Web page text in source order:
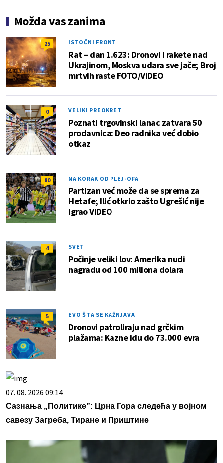
Možda vas zanima
25 ISTOČNI FRONT
Rat – dan 1.623: Dronovi i rakete nad
Ukrajinom, Moskva udara sve jače; Broj
mrtvih raste FOTO/VIDEO
0 VELIKI PREOKRET
Poznati trgovinski lanac zatvara 50
prodavnica: Deo radnika već dobio
otkaz
80 NA KORAK OD PLEJ-OFA
Partizan već može da se sprema za
Hetafe; Ilić otkrio zašto Ugrešić nije
igrao VIDEO
4 SVET
Počinje veliki lov: Amerika nudi
nagradu od 100 miliona dolara
5 EVO ŠTA SE KAŽNJAVA
Dronovi patroliraju nad grčkim
plažama: Kazne idu do 73.000 evra
07. 08. 2026 09:14
Сазнања „Политике”: Црна Гора следећа у војном
савезу Загреба, Тиране и Приштине